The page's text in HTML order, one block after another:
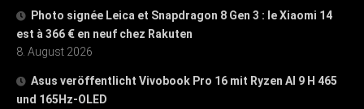
Photo signée Leica et Snapdragon 8 Gen 3 : le Xiaomi 14
est à 366 € en neuf chez Rakuten
8. August 2026
Asus veröffentlicht Vivobook Pro 16 mit Ryzen AI 9 H 465
und 165Hz-OLED